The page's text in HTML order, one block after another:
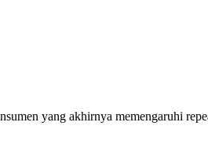
yang akhirnya memengaruhi